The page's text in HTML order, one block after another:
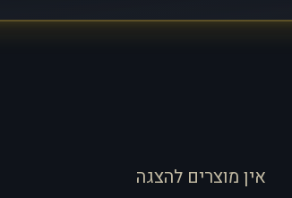
אין מוצרים להצגה